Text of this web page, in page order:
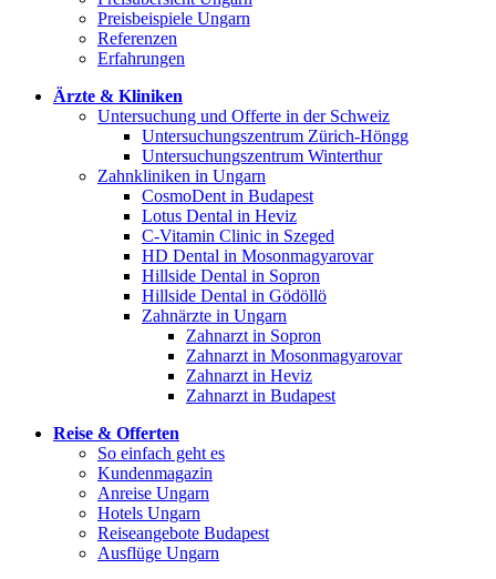
Preisbeispiele Ungarn
Referenzen
Erfahrungen
Ärzte & Kliniken
Untersuchung und Offerte in der Schweiz
Untersuchungszentrum Zürich-Höngg
Untersuchungszentrum Winterthur
Zahnkliniken in Ungarn
CosmoDent in Budapest
Lotus Dental in Heviz
C-Vitamin Clinic in Szeged
HD Dental in Mosonmagyarovar
Hillside Dental in Sopron
Hillside Dental in Gödöllö
Zahnärzte in Ungarn
Zahnarzt in Sopron
Zahnarzt in Mosonmagyarovar
Zahnarzt in Heviz
Zahnarzt in Budapest
Reise & Offerten
So einfach geht es
Kundenmagazin
Anreise Ungarn
Hotels Ungarn
Reiseangebote Budapest
Ausflüge Ungarn